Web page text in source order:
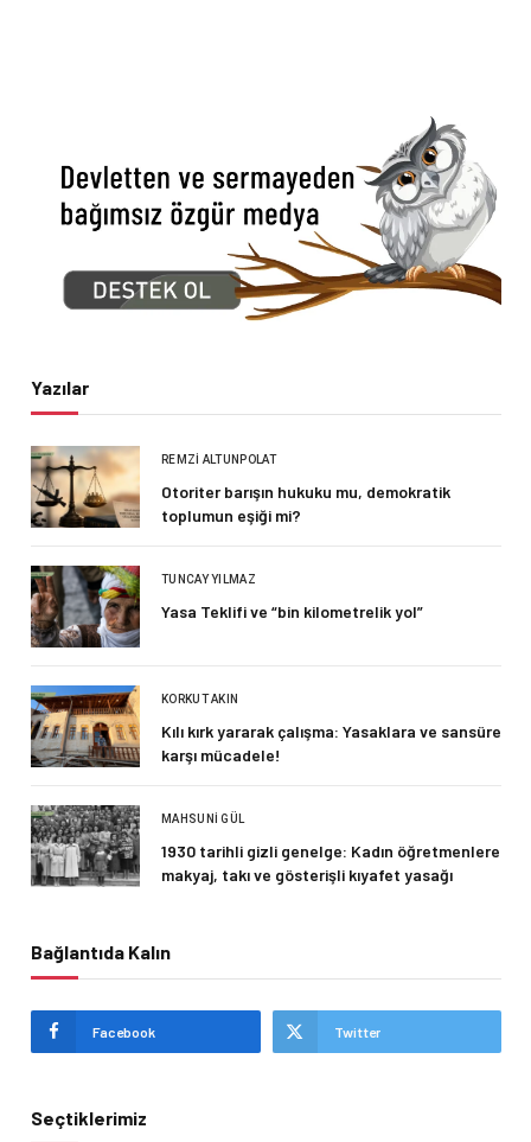
Yazılar
REMZI ALTUNPOLAT
Otoriter barışın hukuku mu, demokratik
toplumun eşiği mi?
TUNCAY YILMAZ
Yasa Teklifi ve “bin kilometrelik yol”
KORKUT AKIN
Kılı kırk yararak çalışma: Yasaklara ve sansüre
karşı mücadele!
MAHSUNI GÜL
1930 tarihli gizli genelge: Kadın öğretmenlere
makyaj, takı ve gösterişli kıyafet yasağı
Bağlantıda Kalın
Facebook Twitter
Seçtiklerimiz